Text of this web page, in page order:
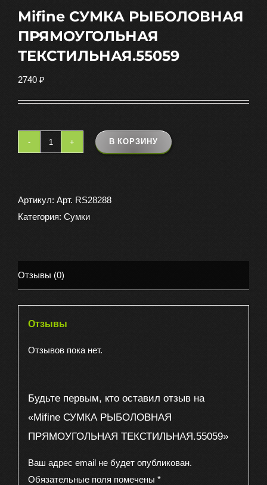
Mifine СУМКА РЫБОЛОВНАЯ
ПРЯМОУГОЛЬНАЯ
ТЕКСТИЛЬНАЯ.55059
2740 ₽
Количество
СУМКА
РЫБОЛОВНАЯ
В КОРЗИНУ
Артикул: Арт. RS28288
Категория: Сумки
Отзывы (0)
Отзывы
Отзывов пока нет.
Будьте первым, кто оставил отзыв на
«Mifine СУМКА РЫБОЛОВНАЯ
ПРЯМОУГОЛЬНАЯ ТЕКСТИЛЬНАЯ.55059»
Ваш адрес email не будет опубликован.
Обязательные поля помечены *